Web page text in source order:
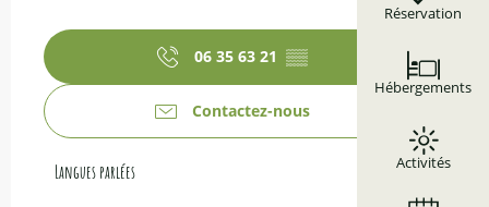
Réservation
Hébergements
Activités
06 35 63 21 ▒▒
Contactez-nous
Langues parlées
Langues parlées